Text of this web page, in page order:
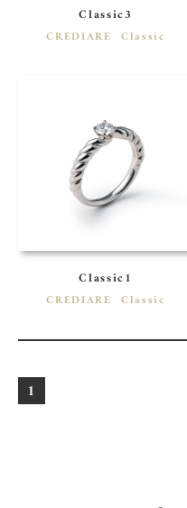
Classic3
CREDIARE Classic
Classic1
CREDIARE Classic
1